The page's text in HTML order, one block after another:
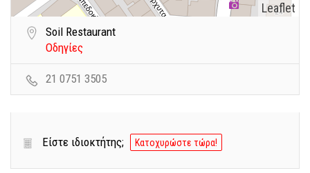
Leaflet
Soil Restaurant
Οδηγίες
21 0751 3505
Είστε ιδιοκτήτης; Κατοχυρώστε τώρα!